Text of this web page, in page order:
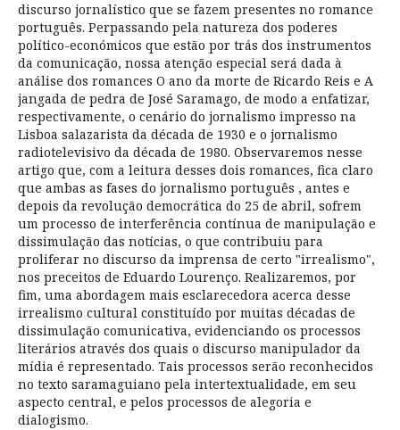
discurso jornalístico que se fazem presentes no romance
português. Perpassando pela natureza dos poderes
político-económicos que estão por trás dos instrumentos
da comunicação, nossa atenção especial será dada à
análise dos romances O ano da morte de Ricardo Reis e A
jangada de pedra de José Saramago, de modo a enfatizar,
respectivamente, o cenário do jornalismo impresso na
Lisboa salazarista da década de 1930 e o jornalismo
radiotelevisivo da década de 1980. Observaremos nesse
artigo que, com a leitura desses dois romances, fica claro
que ambas as fases do jornalismo português , antes e
depois da revolução democrática do 25 de abril, sofrem
um processo de interferência contínua de manipulação e
dissimulação das notícias, o que contribuiu para
proliferar no discurso da imprensa de certo "irrealismo",
nos preceitos de Eduardo Lourenço. Realizaremos, por
fim, uma abordagem mais esclarecedora acerca desse
irrealismo cultural constituído por muitas décadas de
dissimulação comunicativa, evidenciando os processos
literários através dos quais o discurso manipulador da
mídia é representado. Tais processos serão reconhecidos
no texto saramaguiano pela intertextualidade, em seu
aspecto central, e pelos processos de alegoria e
dialogismo.